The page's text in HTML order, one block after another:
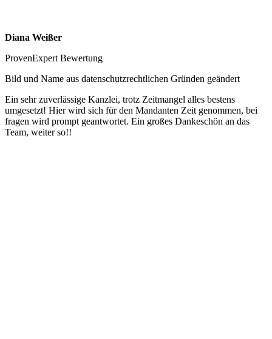
Diana Weißer
ProvenExpert Bewertung
Bild und Name aus datenschutzrechtlichen Gründen geändert
Ein sehr zuverlässige Kanzlei, trotz Zeitmangel alles bestens
umgesetzt! Hier wird sich für den Mandanten Zeit genommen, bei
fragen wird prompt geantwortet. Ein großes Dankeschön an das
Team, weiter so!!